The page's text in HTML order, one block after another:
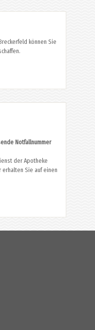
können Sie
Notfallnummer
der Apotheke
Sie auf einen